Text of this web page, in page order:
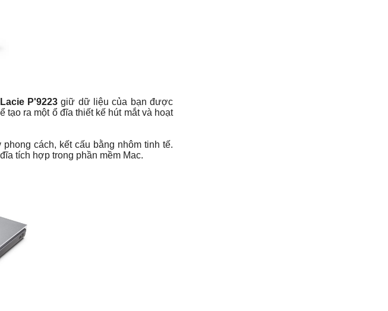
P'9223 giữ dữ liệu của bạn được
ra một ổ đĩa thiết kế hút mắt và hoạt
cách, kết cấu bằng nhôm tinh tế.
tích hợp trong phần mềm Mac.